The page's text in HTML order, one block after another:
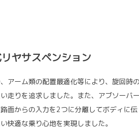
ヤサスペンション
アーム類の配置最適化等により、旋回時の
走りを追求しました。また、アブソーバー
面からの入力を2つに分離してボディに伝
快適な乗り心地を実現しました。